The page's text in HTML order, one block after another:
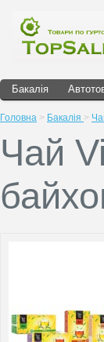
Бакалія
Головна > Бакалія >
Чай